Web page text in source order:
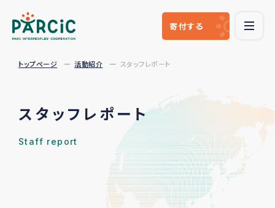
寄付する
トップページ 活動紹介 スタッフレポート
スタッフレポート
Staff report